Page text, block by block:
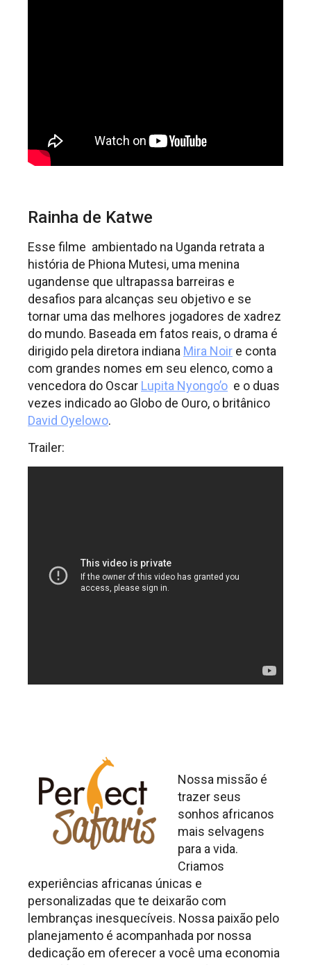
Rainha de Katwe
Esse filme ambientado na Uganda retrata a
história de Phiona Mutesi, uma menina
ugandense que ultrapassa barreiras e
desafios para alcanças seu objetivo e se
tornar uma das melhores jogadores de xadrez
do mundo. Baseada em fatos reais, o drama é
dirigido pela diretora indiana Mira Noir e conta
com grandes nomes em seu elenco, como a
vencedora do Oscar Lupita Nyongo’o e o duas
vezes indicado ao Globo de Ouro, o britânico
David Oyelowo.
Trailer:
Nossa missão é
trazer seus
sonhos africanos
mais selvagens
para a vida.
Criamos
experiências africanas únicas e
personalizadas que te deixarão com
lembranças inesquecíveis. Nossa paixão pelo
planejamento é acompanhada por nossa
dedicação em oferecer a você uma economia